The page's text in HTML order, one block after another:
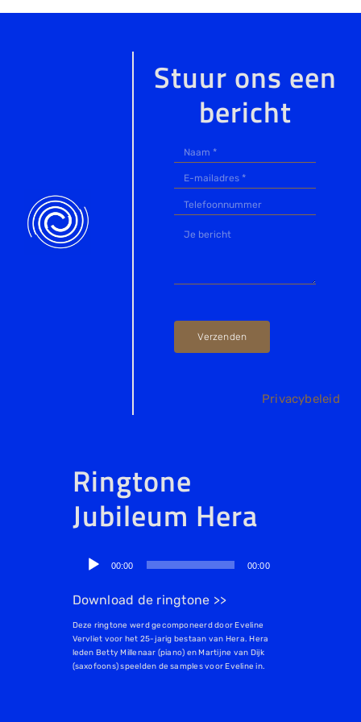
Ringtone
Jubileum Hera
Audiospeler
00:00 00:00
Download de ringtone >>
Deze ringtone werd gecomponeerd door Eveline
Vervliet voor het 25-jarig bestaan van Hera. Hera
leden Betty Millenaar (piano) en Martijne van Dijk
(saxofoons) speelden de samples voor Eveline in.
Stuur ons een
bericht
Verzenden
Privacybeleid